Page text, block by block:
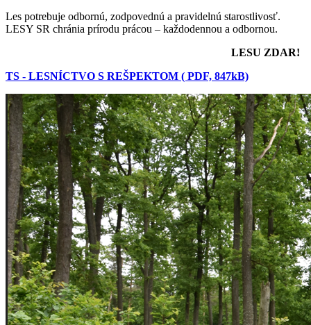
Les potrebuje odbornú, zodpovednú a pravidelnú starostlivosť.
LESY SR chránia prírodu prácou – každodennou a odbornou.
LESU ZDAR!
TS - LESNÍCTVO S REŠPEKTOM ( PDF, 847kB)